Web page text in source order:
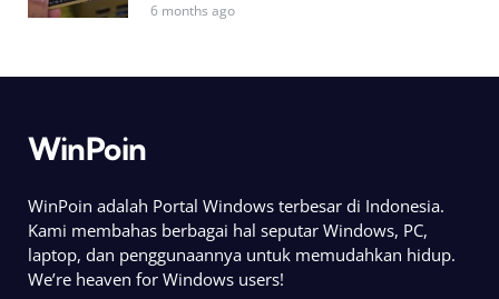
6 months ago
WinPoin
WinPoin adalah Portal Windows terbesar di Indonesia.
Kami membahas berbagai hal seputar Windows, PC,
laptop, dan penggunaannya untuk memudahkan hidup.
We’re heaven for Windows users!